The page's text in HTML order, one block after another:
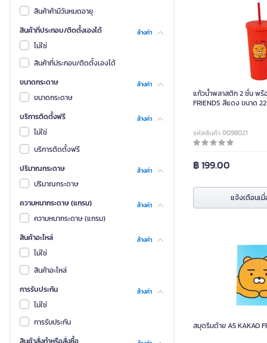
สินค้าค้ามีวันหมดอายุ
สินค้าที่ประกอบ/ติดตั้งเองได้
ล้างค่า
ไม่ใช่
สินค้าที่ประกอบ/ติดตั้งเองได้
ขนาดกระดาษ
ล้างค่า
ขนาดกระดาษ
บริการติดตั้งฟรี
ล้างค่า
ไม่ใช่
บริการติดตั้งฟรี
ปริมาณกระดาษ
ล้างค่า
ปริมาณกระดาษ
ความหนากระดาษ (แกรม)
ล้างค่า
ความหนากระดาษ (แกรม)
สินค้าอะไหล่
ล้างค่า
ไม่ใช่
สินค้าอะไหล่
การรับประกัน
ล้างค่า
ไม่ใช่
การรับประกัน
แก้วน้ำพลาสติก 2 ชั้น พร้
FRIENDS สีแดง ขนาด
รหัสสินค้า 0098021
฿ 199.00
แจ้งเตือนเ
แก้วน้ำพลาสติก 2 ชั้
แจ้งเตือนเ
สมุดริมด้าย A5 KAKAO